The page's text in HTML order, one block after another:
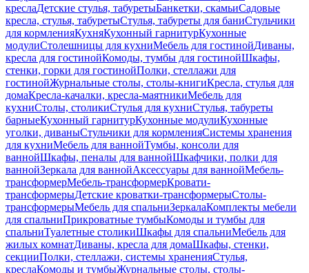
креслаДетские стулья, табуретыБанкетки, скамьиСадовые
кресла, стулья, табуретыСтулья, табуреты для баниСтульчики
для кормленияКухняКухонный гарнитурКухонные
модулиСтолешницы для кухниМебель для гостинойДиваны,
кресла для гостинойКомоды, тумбы для гостинойШкафы,
стенки, горки для гостинойПолки, стеллажи для
гостинойЖурнальные столы, столы-книгиКресла, стулья для
домаКресла-качалки, кресла-маятникиМебель для
кухниСтолы, столикиСтулья для кухниСтулья, табуреты
барныеКухонный гарнитурКухонные модулиКухонные
уголки, диваныСтульчики для кормленияСистемы хранения
для кухниМебель для ваннойТумбы, консоли для
ваннойШкафы, пеналы для ваннойШкафчики, полки для
ваннойЗеркала для ваннойАксессуары для ваннойМебель-
трансформерМебель-трансформерКровати-
трансформерыДетские кроватки-трансформерыСтолы-
трансформерыМебель для спальниЗеркалаКомплекты мебели
для спальниПрикроватные тумбыКомоды и тумбы для
спальниТуалетные столикиШкафы для спальниМебель для
жилых комнатДиваны, кресла для домаШкафы, стенки,
секцииПолки, стеллажи, системы храненияСтулья,
креслаКомоды и тумбыЖурнальные столы, столы-